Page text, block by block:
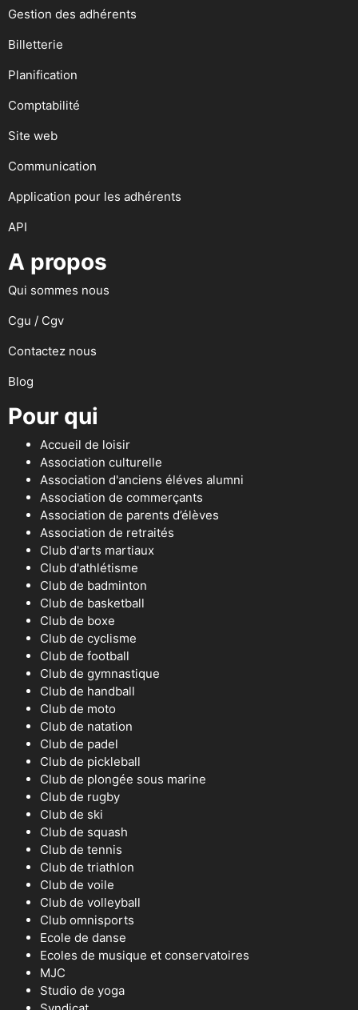
Gestion des adhérents
Billetterie
Planification
Comptabilité
Site web
Communication
Application pour les adhérents
API
A propos
Qui sommes nous
Cgu / Cgv
Contactez nous
Blog
Pour qui
Accueil de loisir
Association culturelle
Association d'anciens éléves alumni
Association de commerçants
Association de parents d’élèves
Association de retraités
Club d'arts martiaux
Club d'athlétisme
Club de badminton
Club de basketball
Club de boxe
Club de cyclisme
Club de football
Club de gymnastique
Club de handball
Club de moto
Club de natation
Club de padel
Club de pickleball
Club de plongée sous marine
Club de rugby
Club de ski
Club de squash
Club de tennis
Club de triathlon
Club de voile
Club de volleyball
Club omnisports
Ecole de danse
Ecoles de musique et conservatoires
MJC
Studio de yoga